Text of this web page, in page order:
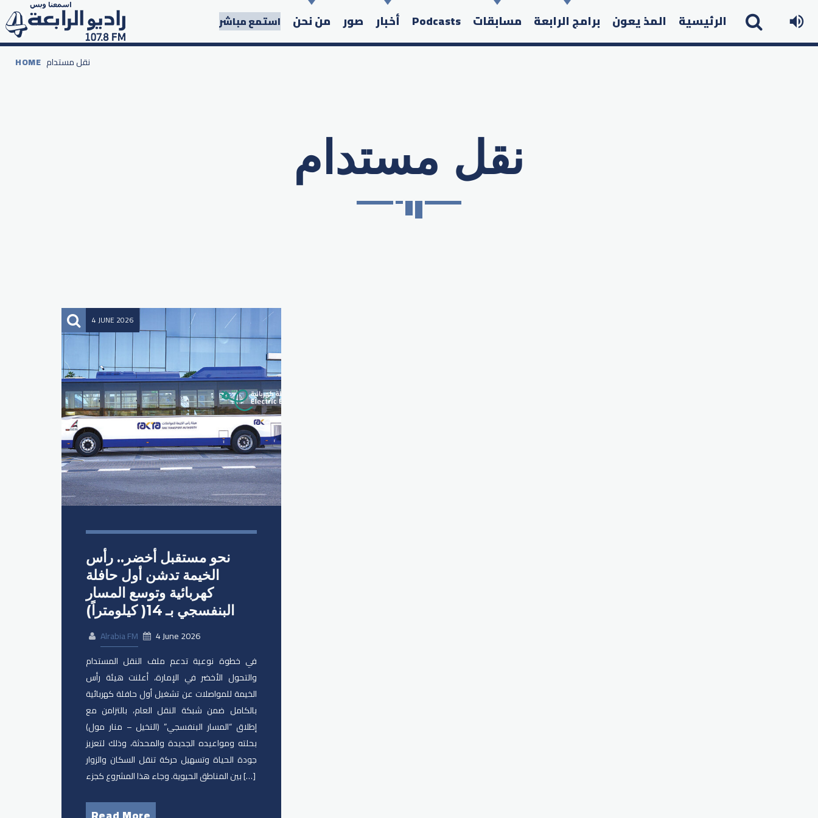
الرئيسية المذ يعون برامج الرابعة مسابقات Podcasts أخبار صور من نحن استمع مباشر
Search in the website:
HOME نقل مستدام
نقل مستدام
4 JUNE 2026
نحو مستقبل أخضر.. رأس
الخيمة تدشن أول حافلة
كهربائية وتوسع المسار
البنفسجي بـ 14( كيلومتراً)
Alrabia FM
4 June 2026
في خطوة نوعية تدعم ملف النقل المستدام
والتحول الأخضر في الإمارة، أعلنت هيئة رأس
الخيمة للمواصلات عن تشغيل أول حافلة كهربائية
بالكامل ضمن شبكة النقل العام، بالتزامن مع
إطلاق “المسار البنفسجي” (النخيل – منار مول)
بحلته ومواعيده الجديدة والمحدثة، وذلك لتعزيز
جودة الحياة وتسهيل حركة تنقل السكان والزوار
بين المناطق الحيوية. وجاء هذا المشروع كجزء […]